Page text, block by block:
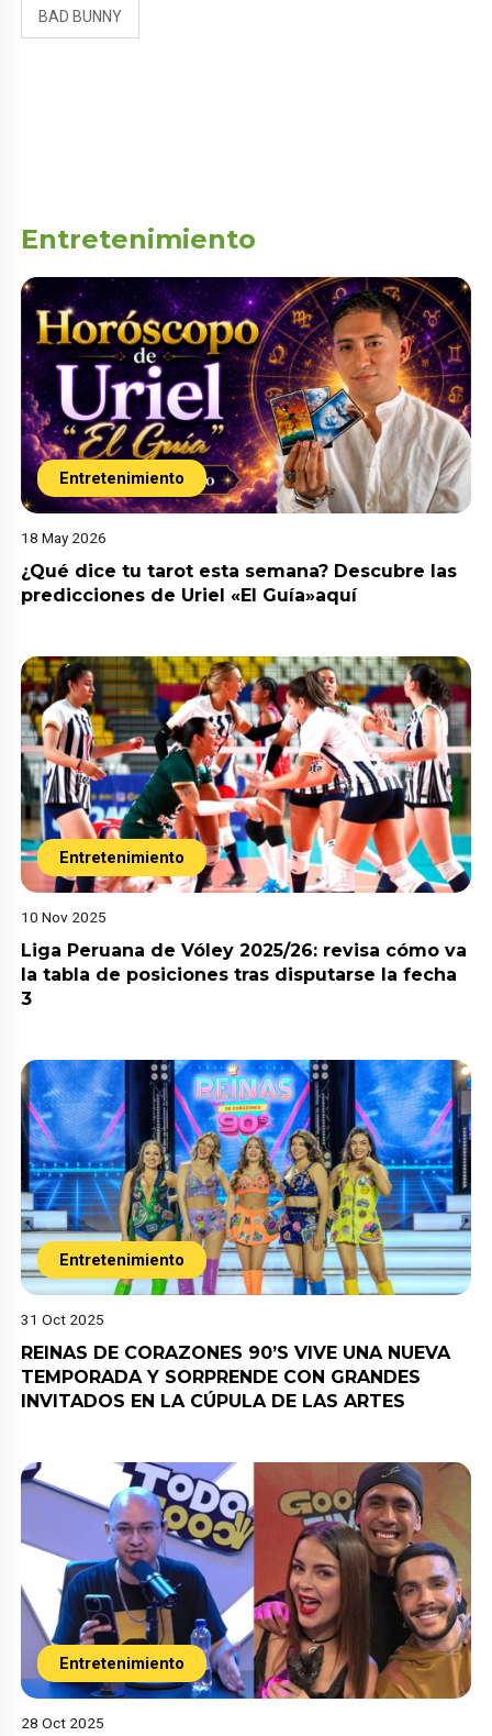
BAD BUNNY
Entretenimiento
Entretenimiento
18 May 2026
¿Qué dice tu tarot esta semana? Descubre las
predicciones de Uriel «El Guía»aquí
Entretenimiento
10 Nov 2025
Liga Peruana de Vóley 2025/26: revisa cómo va
la tabla de posiciones tras disputarse la fecha
3
Entretenimiento
31 Oct 2025
REINAS DE CORAZONES 90’S VIVE UNA NUEVA
TEMPORADA Y SORPRENDE CON GRANDES
INVITADOS EN LA CÚPULA DE LAS ARTES
Entretenimiento
28 Oct 2025